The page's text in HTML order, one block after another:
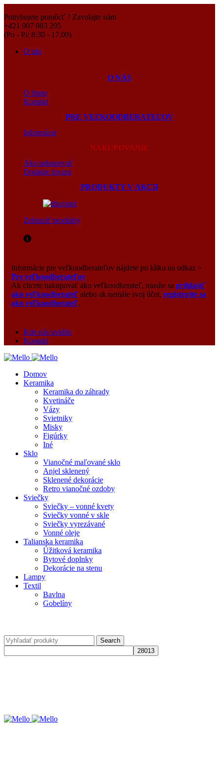
Potrebujete pomôcť ? Zavolajte nám
+421 907 083 295
(Po - Pi: 8:30 - 17.00)
O nás
O NÁS
O firme
Kontakt
PRE VEĽKOODBERATEĽOV
Informácie
NAKUPOVANIE
Ako nakupovať
Dodanie tovaru
PRODUKTY V AKCII
Zobraziť produkty
Informácie pre veľkoodberateľov nájdete po kliku na odkaz >
Pre veľkoodberateľov
Ak chcete nakupovať ako veľkoodberateľ, musíte sa prihlásiť
ako veľkoodberateľ alebo ak nemáte svoj účet, registrujte sa
ako veľkoodberateľ.
Kde nás uvidíte
Kontakt
Domov
Keramika
Keramika do záhrady
Kvetináče
Vázy
Svietniky
Misky
Figúrky
Iné
Sklo
Vianočné maľované sklo
Anjel sklenený
Sklenené dekorácie
Retro vianočné ozdoby
Sviečky
Sviečky – vonné kvety
Sviečky vonné v skle
Sviečky vyrezávané
Vonné oleje
Talianska keramika
Úžitková keramika
Bytové doplnky
Dekorácie na stenu
Lampy
Textil
Bavlna
Gobelíny
Search